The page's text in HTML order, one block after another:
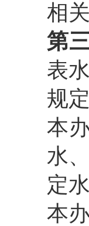
相
第
表
规
本
水
定
本